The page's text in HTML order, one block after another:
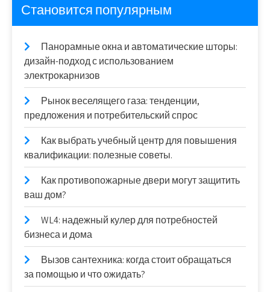
Становится популярным
Панорамные окна и автоматические шторы:
дизайн-подход с использованием
электрокарнизов
Рынок веселящего газа: тенденции,
предложения и потребительский спрос
Как выбрать учебный центр для повышения
квалификации: полезные советы.
Как противопожарные двери могут защитить
ваш дом?
WL4: надежный кулер для потребностей
бизнеса и дома
Вызов сантехника: когда стоит обращаться
за помощью и что ожидать?